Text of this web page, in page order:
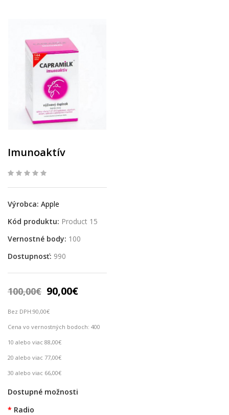
Imunoaktív
Výrobca: Apple
Kód produktu: Product 15
Vernostné body: 100
Dostupnosť: 990
100,00€ 90,00€
Bez DPH:90,00€
Cena vo vernostných bodoch: 400
10 alebo viac 88,00€
20 alebo viac 77,00€
30 alebo viac 66,00€
Dostupné možnosti
Radio